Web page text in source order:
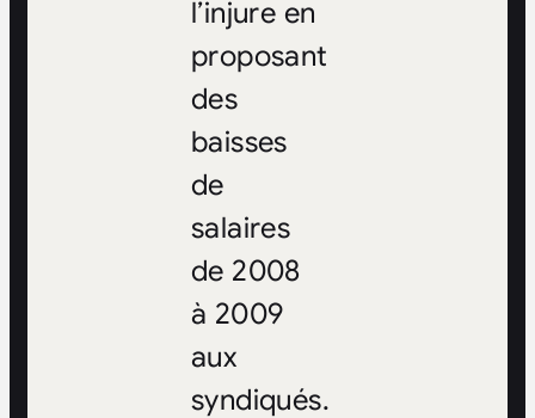
l’injure en
proposant
des
baisses
de
salaires
de 2008
à 2009
aux
syndiqués.